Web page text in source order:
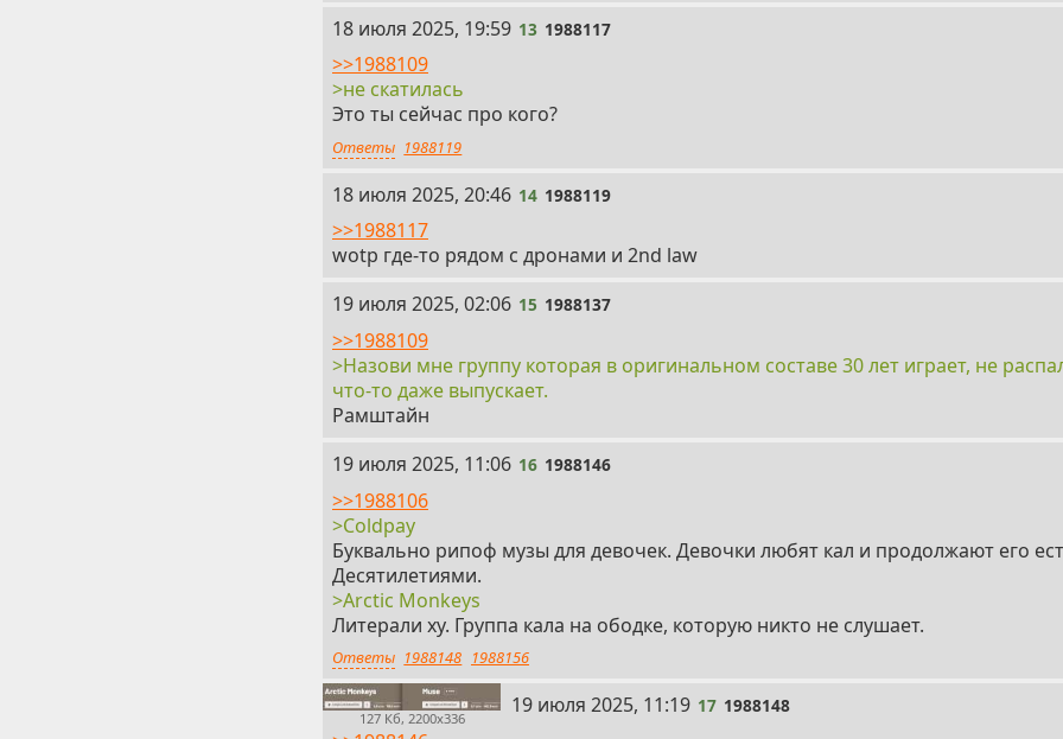
13
18 июля 2025, 19:59 13 1988117
>>1988109
>не скатилась
Это ты сейчас про кого?
Ответы 1988119
14
18 июля 2025, 20:46 14 1988119
>>1988117
wotp где-то рядом с дронами и 2nd law
15
19 июля 2025, 02:06 15 1988137
>>1988109
>Назови мне группу которая в оригинальном составе 30 лет играет, не
что-то даже выпускает.
Рамштайн
16
19 июля 2025, 11:06 16 1988146
>>1988106
>Coldpay
Буквально рипоф музы для девочек. Девочки любят кал и продолжают его
Десятилетиями.
>Arctic Monkeys
Литерали ху. Группа кала на ободке, которую никто не слушает.
Ответы 1988148 1988156
127 Кб, 2200x336
17
19 июля 2025, 11:19 17 1988148